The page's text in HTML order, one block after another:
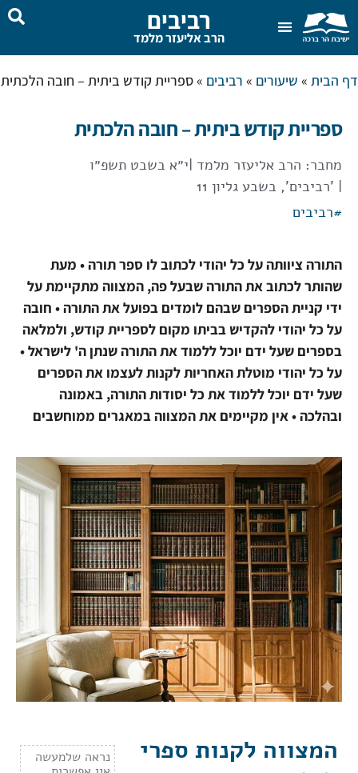
רביבים
הרב אליעזר מלמד
דף הבית » שיעורים » רביבים »ספריית קודש ביתית – חובה הלכתית
ספריית קודש ביתית – חובה הלכתית
מחבר: הרב אליעזר מלמד |י״א בשבט תשפ״ו
| 'רביבים', בשבע גליון 11
#רביבים
התורה ציוותה על כל יהודי לכתוב לו ספר תורה • מעת
שהותר לכתוב את התורה שבעל פה, המצווה מתקיימת על
ידי קניית הספרים שבהם לומדים בפועל את התורה • חובה
על כל יהודי להקדיש בביתו מקום לספריית קודש, ולמלאה
בספרים שעל ידם יוכל ללמוד את התורה שנתן ה' לישראל •
על כל יהודי מוטלת האחריות לקנות לעצמו את הספרים
שעל ידם יוכל ללמוד את כל יסודות התורה, באמונה
ובהלכה • אין מקיימים את המצווה במאגרים ממוחשבים
נראה שלמעשה
המצווה לקנות ספרי